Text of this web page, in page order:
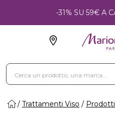
-31% SU 59€ A
Trattamenti Viso